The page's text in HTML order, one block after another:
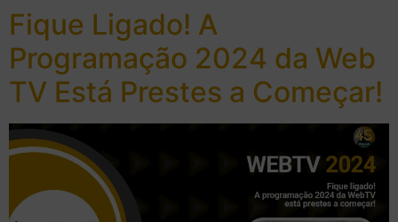
Fique Ligado! A
Programação 2024 da Web
TV Está Prestes a Começar!